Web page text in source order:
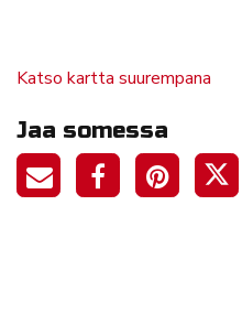
Katso kartta suurempana
Jaa somessa